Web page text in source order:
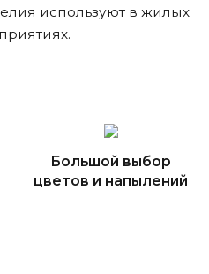
используют в жилых
Большой выбор
цветов и напылений